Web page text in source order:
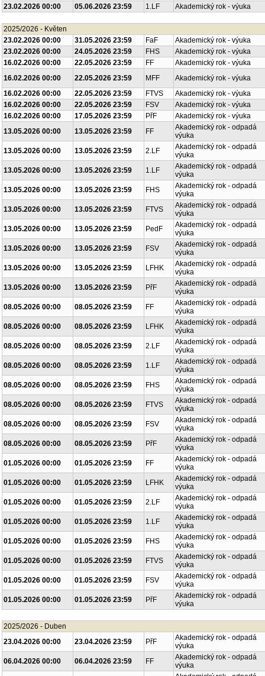
23.02.2026 00:00
05.06.2026 23:59 1.LF Akademický rok - výuka
2025/2026 - Květen
23.02.2026 00:00
31.05.2026 23:59 FaF
Akademický rok - výuka
23.02.2026 00:00
24.05.2026 23:59 FHS
Akademický rok - výuka
16.02.2026 00:00
22.05.2026 23:59 FF
Akademický rok - výuka
16.02.2026 00:00
22.05.2026 23:59 MFF
Akademický rok - výuka
16.02.2026 00:00
22.05.2026 23:59 FTVS
Akademický rok - výuka
16.02.2026 00:00
22.05.2026 23:59 FSV
Akademický rok - výuka
16.02.2026 00:00
17.05.2026 23:59 PřF
Akademický rok - výuka
13.05.2026 00:00
13.05.2026 23:59 FF
Akademický rok - odpadá
výuka
13.05.2026 00:00
13.05.2026 23:59 2.LF
Akademický rok - odpadá
výuka
13.05.2026 00:00
13.05.2026 23:59 1.LF
Akademický rok - odpadá
výuka
13.05.2026 00:00
13.05.2026 23:59 FHS
Akademický rok - odpadá
výuka
13.05.2026 00:00
13.05.2026 23:59 FTVS
Akademický rok - odpadá
výuka
13.05.2026 00:00
13.05.2026 23:59 PedF
Akademický rok - odpadá
výuka
13.05.2026 00:00
13.05.2026 23:59 FSV
Akademický rok - odpadá
výuka
13.05.2026 00:00
13.05.2026 23:59 LFHK
Akademický rok - odpadá
výuka
13.05.2026 00:00
13.05.2026 23:59 PřF
Akademický rok - odpadá
výuka
08.05.2026 00:00
08.05.2026 23:59 FF
Akademický rok - odpadá
výuka
08.05.2026 00:00
08.05.2026 23:59 LFHK
Akademický rok - odpadá
výuka
08.05.2026 00:00
08.05.2026 23:59 2.LF
Akademický rok - odpadá
výuka
08.05.2026 00:00
08.05.2026 23:59 1.LF
Akademický rok - odpadá
výuka
08.05.2026 00:00
08.05.2026 23:59 FHS
Akademický rok - odpadá
výuka
08.05.2026 00:00
08.05.2026 23:59 FTVS
Akademický rok - odpadá
výuka
08.05.2026 00:00
08.05.2026 23:59 FSV
Akademický rok - odpadá
výuka
08.05.2026 00:00
08.05.2026 23:59 PřF
Akademický rok - odpadá
výuka
01.05.2026 00:00
01.05.2026 23:59 FF
Akademický rok - odpadá
výuka
01.05.2026 00:00
01.05.2026 23:59 LFHK
Akademický rok - odpadá
výuka
01.05.2026 00:00
01.05.2026 23:59 2.LF
Akademický rok - odpadá
výuka
01.05.2026 00:00
01.05.2026 23:59 1.LF
Akademický rok - odpadá
výuka
01.05.2026 00:00
01.05.2026 23:59 FHS
Akademický rok - odpadá
výuka
01.05.2026 00:00
01.05.2026 23:59 FTVS
Akademický rok - odpadá
výuka
01.05.2026 00:00
01.05.2026 23:59 FSV
Akademický rok - odpadá
výuka
01.05.2026 00:00
01.05.2026 23:59 PřF
Akademický rok - odpadá
výuka
2025/2026 - Duben
23.04.2026 00:00
23.04.2026 23:59 PřF
Akademický rok - odpadá
výuka
06.04.2026 00:00
06.04.2026 23:59 FF
Akademický rok - odpadá
výuka